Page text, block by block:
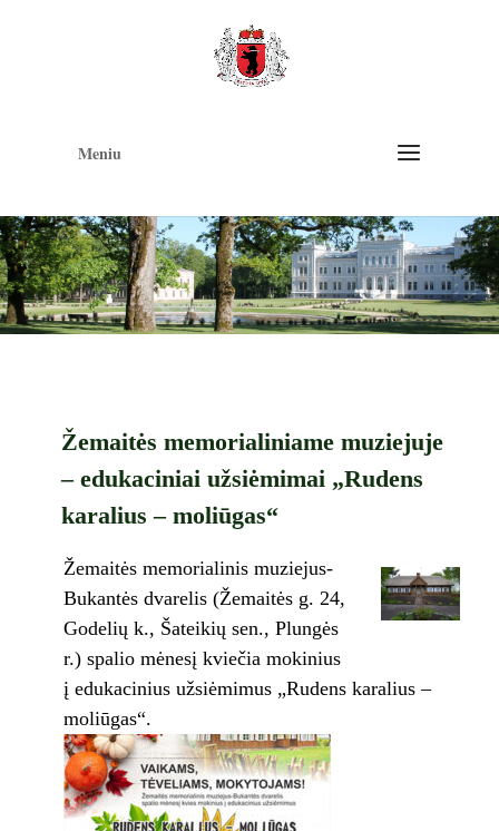
Meniu
Žemaitės memorialiniame muziejuje
– edukaciniai užsiėmimai „Rudens
karalius – moliūgas“
Žemaitės memorialinis muziejus-
Bukantės dvarelis (Žemaitės g. 24,
Godelių k., Šateikių sen., Plungės
r.) spalio mėnesį kviečia mokinius
į edukacinius užsiėmimus „Rudens karalius –
moliūgas“.